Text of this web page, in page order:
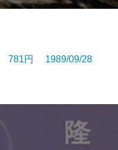
781円 1989/09/28